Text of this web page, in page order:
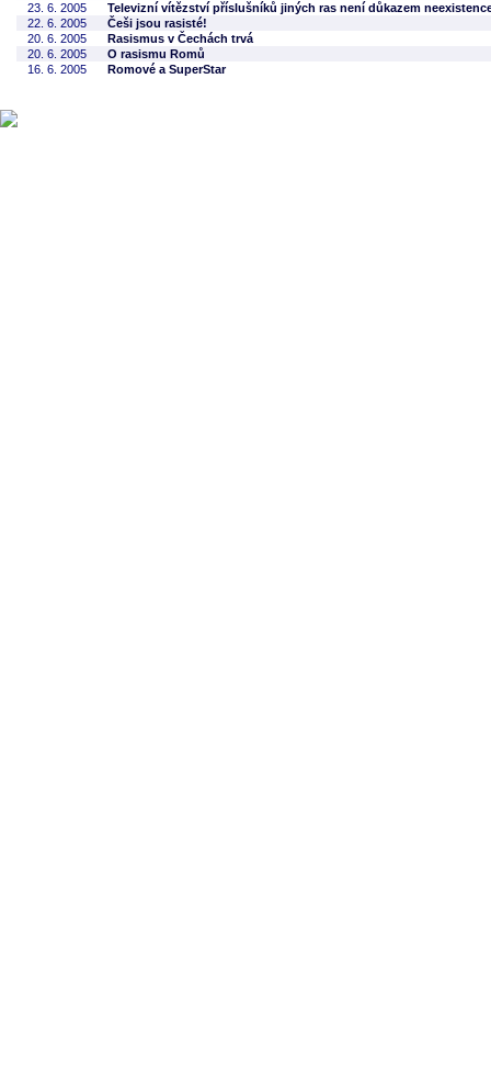
23. 6. 2005
Televizní vítězství příslušníků jiných ras není důkazem
22. 6. 2005
Češi jsou rasisté!
20. 6. 2005
Rasismus v Čechách trvá
20. 6. 2005
O rasismu Romů
16. 6. 2005
Romové a SuperStar